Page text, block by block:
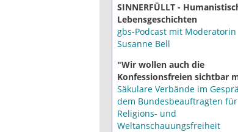
SINNERFÜLLT -
Lebensgeschichten
gbs-Podcast mit Moderatorin
Susanne Bell
"Wir wollen auch die
Konfessionsfreien sichtbar
Säkulare Verbände im
dem Bundesbeauftragten für
Religions- und
Weltanschauungsfreiheit